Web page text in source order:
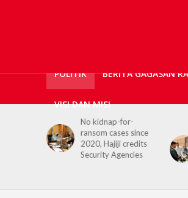
POLITIK BERITA GAGASAN
VISI DAN MISI
PROTUNe bukan
sekadar
pertandingan, ia
platform bentuk